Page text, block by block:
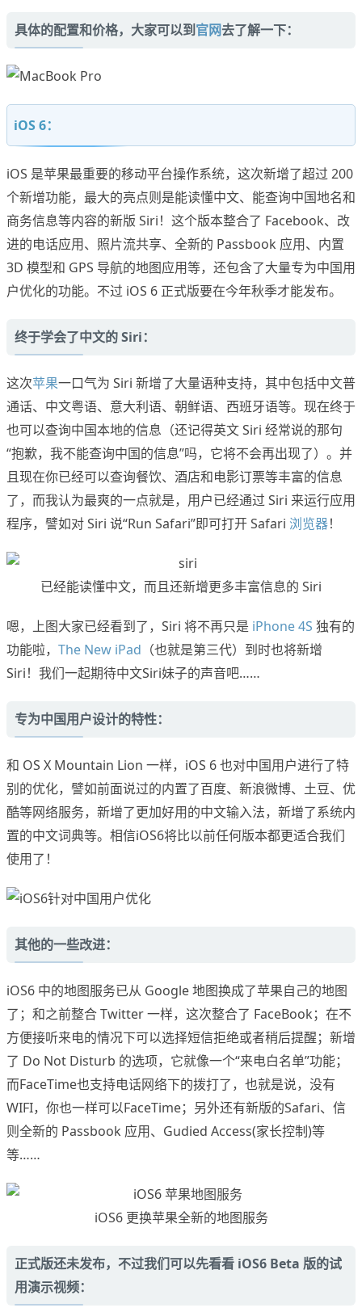
具体的配置和价格，大家可以到官网去了解一下：
iOS 6：
iOS 是苹果最重要的移动平台操作系统，这次新增了超过 200
个新增功能，最大的亮点则是能读懂中文、能查询中国地名和
商务信息等内容的新版 Siri！这个版本整合了 Facebook、改
进的电话应用、照片流共享、全新的 Passbook 应用、内置
3D 模型和 GPS 导航的地图应用等，还包含了大量专为中国用
户优化的功能。不过 iOS 6 正式版要在今年秋季才能发布。
终于学会了中文的 Siri：
这次苹果一口气为 Siri 新增了大量语种支持，其中包括中文普
通话、中文粤语、意大利语、朝鲜语、西班牙语等。现在终于
也可以查询中国本地的信息（还记得英文 Siri 经常说的那句
“抱歉，我不能查询中国的信息”吗，它将不会再出现了）。并
且现在你已经可以查询餐饮、酒店和电影订票等丰富的信息
了，而我认为最爽的一点就是，用户已经通过 Siri 来运行应用
程序，譬如对 Siri 说“Run Safari”即可打开 Safari 浏览器！
已经能读懂中文，而且还新增更多丰富信息的 Siri
嗯，上图大家已经看到了，Siri 将不再只是 iPhone 4S 独有的
功能啦， The New iPad （也就是第三代）到时也将新增
Siri！我们一起期待中文Siri妹子的声音吧……
专为中国用户设计的特性：
和 OS X Mountain Lion 一样，iOS 6 也对中国用户进行了特
别的优化，譬如前面说过的内置了百度、新浪微博、土豆、优
酷等网络服务，新增了更加好用的中文输入法，新增了系统内
置的中文词典等。相信iOS6将比以前任何版本都更适合我们
使用了！
其他的一些改进：
iOS6 中的地图服务已从 Google 地图换成了苹果自己的地图
了；和之前整合 Twitter 一样，这次整合了 FaceBook；在不
方便接听来电的情况下可以选择短信拒绝或者稍后提醒；新增
了 Do Not Disturb 的选项，它就像一个“来电白名单”功能；
而FaceTime也支持电话网络下的拨打了，也就是说，没有
WIFI，你也一样可以FaceTime；另外还有新版的Safari、信
则全新的 Passbook 应用、Gudied Access(家长控制)等
等……
iOS6 更换苹果全新的地图服务
正式版还未发布，不过我们可以先看看 iOS6 Beta 版的试
用演示视频：